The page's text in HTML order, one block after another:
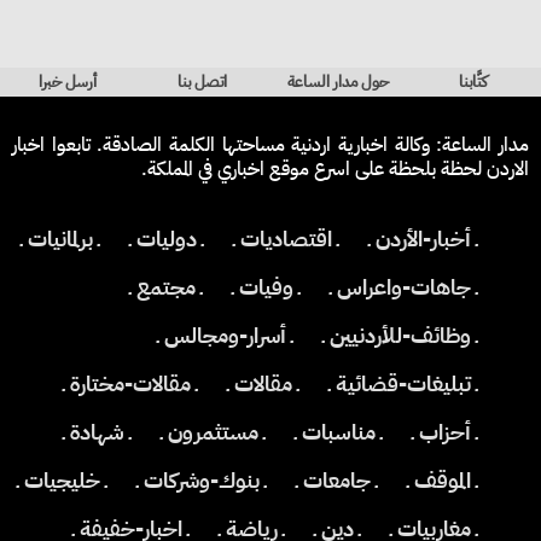
كتَّابنا حول مدار الساعة اتصل بنا أرسل خبرا
مدار الساعة: وكالة اخبارية اردنية مساحتها الكلمة الصادقة. تابعوا اخبار
الاردن لحظة بلحظة على اسرع موقع اخباري في المملكة.
ـ أخبار-الأردن ـ ـ اقتصاديات ـ ـ دوليات ـ
ـ برلمانيات ـ
ـ جاهات-واعراس ـ
ـ وفيات ـ
ـ مجتمع ـ
ـ وظائف-للأردنيين ـ
ـ أسرار-ومجالس ـ
ـ تبليغات-قضائية ـ
ـ مقالات ـ
ـ مقالات-مختارة ـ
ـ أحزاب ـ
ـ مناسبات ـ ـ مستثمرون ـ
ـ شهادة ـ
ـ الموقف ـ
ـ جامعات ـ ـ بنوك-وشركات ـ
ـ خليجيات ـ
ـ مغاربيات ـ
ـ دين ـ ـ رياضة ـ ـ اخبار-خفيفة ـ